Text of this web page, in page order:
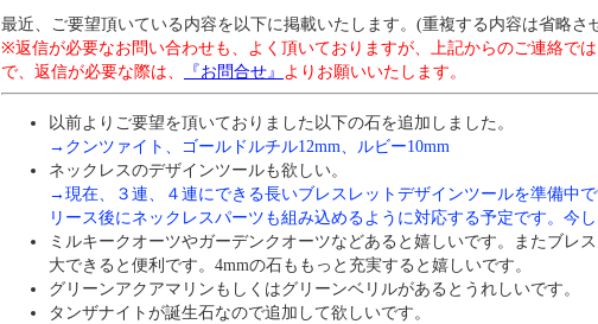
最近、ご要望頂いている内容を以下に掲載いたします。(重複する内容は省略さ
※返信が必要なお問い合わせも、よく頂いておりますが、上記からのご連絡で
で、返信が必要な際は、
『お問合せ』 よりお願いいたします。
以前よりご要望を頂いておりました以下の石を追加しました。
→クンツァイト、ゴールドルチル12mm、ルビー10mm
ネックレスのデザインツールも欲しい。
→現在、３連、４連にできる長いブレスレットデザインツールを準備中
リース後にネックレスパーツも組み込めるように対応する予定です。今し
ミルキークオーツやガーデンクオーツなどあると嬉しいです。またブレ
大できると便利です。4mmの石ももっと充実すると嬉しいです。
グリーンアクアマリンもしくはグリーンベリルがあるとうれしいです。
タンザナイトが誕生石なので追加して欲しいです。